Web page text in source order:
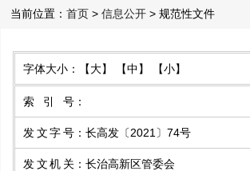
当前位置： 首页 > 信息公开 > 规范性文件
字体大小： 【大】 【中】 【小】
索引号 ：
发文字号 ： 长高发〔2021〕74号
发文机关 ： 长治高新区管委会